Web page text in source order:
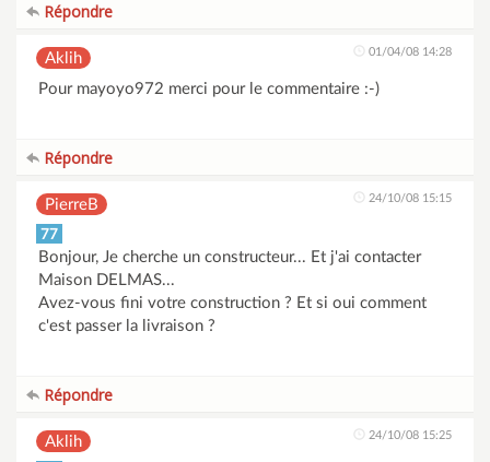
Répondre
Aklih 01/04/08 14:28
Pour mayoyo972 merci pour le commentaire :-)
Répondre
PierreB 24/10/08 15:15
77
Bonjour, Je cherche un constructeur... Et j'ai contacter
Maison DELMAS...
Avez-vous fini votre construction ? Et si oui comment
c'est passer la livraison ?
Répondre
Aklih 24/10/08 15:25